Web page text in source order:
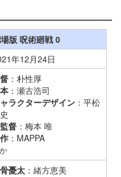
版 呪術廻戦 0
年12月24日
：朴性厚
：瀬古浩司
ラクターデザイン ：平松
督 ：梅本 唯
：MAPPA
憂太 ：緒方恵美